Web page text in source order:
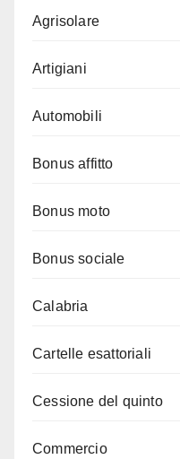
Agrisolare
Artigiani
Automobili
Bonus affitto
Bonus moto
Bonus sociale
Calabria
Cartelle esattoriali
Cessione del quinto
Commercio